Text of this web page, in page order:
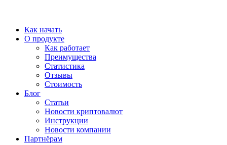
Как начать
О продукте
Как работает
Преимущества
Статистика
Отзывы
Стоимость
Блог
Статьи
Новости криптовалют
Инструкции
Новости компании
Партнёрам